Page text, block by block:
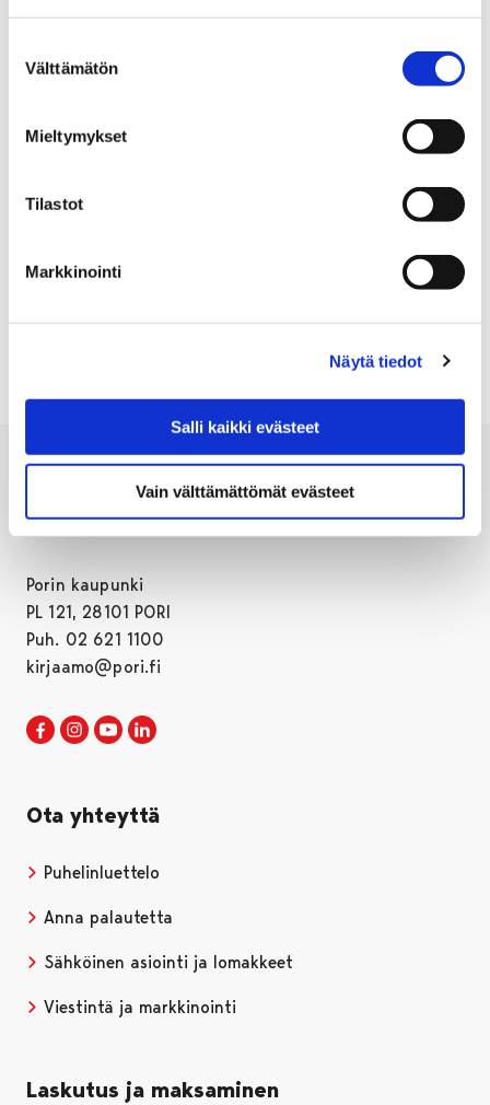
valinta
Välttämätön
Mieltymykset
Tilastot
Markkinointi
Näytä tiedot
Salli kaikki evästeet
Vain välttämättömät evästeet
tutustua etukäteentäällä. Kokousta voi seurata livenä
. Uusia
kysymys-vastaus-pareja on lisätty sivustolle tiistaina.
Satakunnan Viikko -lehteen ehdittiin painaa
virheellinen kokousajankohta ennen aloitusajan
KAUPUNGINVALTUUSTO
Porin kaupunki
PL 121, 28101 PORI
Puh. 02 621 1100
kirjaamo@pori.fi
Porin kaupunki Facebookissa
Avautuu uudessa välilehdessä
Porin kaupunki Instagramissa
Avautuu uudessa välilehdessä
Porin kaupunki Youtubessa
Avautuu uudessa välilehdessä
Ota yhteyttä
Puhelinluettelo
Anna palautetta
Sähköinen asiointi ja lomakkeet
Viestintä ja markkinointi
Laskutus ja maksaminen